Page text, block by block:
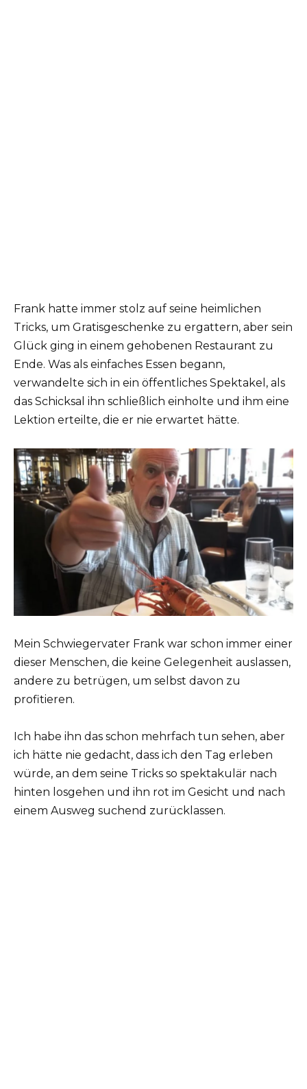
Frank hatte immer stolz auf seine heimlichen
Tricks, um Gratisgeschenke zu ergattern, aber sein
Glück ging in einem gehobenen Restaurant zu
Ende. Was als einfaches Essen begann,
verwandelte sich in ein öffentliches Spektakel, als
das Schicksal ihn schließlich einholte und ihm eine
Lektion erteilte, die er nie erwartet hätte.
Mein Schwiegervater Frank war schon immer einer
dieser Menschen, die keine Gelegenheit auslassen,
andere zu betrügen, um selbst davon zu
profitieren.
Ich habe ihn das schon mehrfach tun sehen, aber
ich hätte nie gedacht, dass ich den Tag erleben
würde, an dem seine Tricks so spektakulär nach
hinten losgehen und ihn rot im Gesicht und nach
einem Ausweg suchend zurücklassen.